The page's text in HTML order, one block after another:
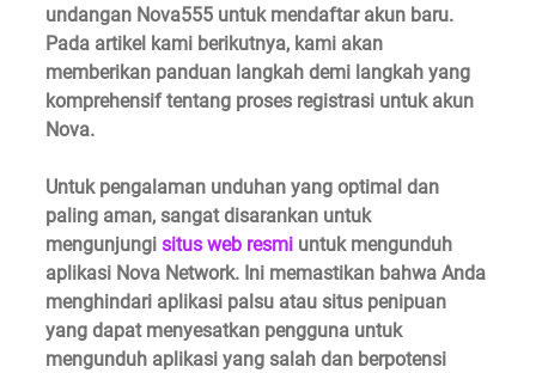
undangan Nova555 untuk mendaftar akun baru.
Pada artikel kami berikutnya, kami akan
memberikan panduan langkah demi langkah yang
komprehensif tentang proses registrasi untuk akun
Nova.
Untuk pengalaman unduhan yang optimal dan
paling aman, sangat disarankan untuk
mengunjungi situs web resmi untuk mengunduh
aplikasi Nova Network. Ini memastikan bahwa Anda
menghindari aplikasi palsu atau situs penipuan
yang dapat menyesatkan pengguna untuk
mengunduh aplikasi yang salah dan berpotensi